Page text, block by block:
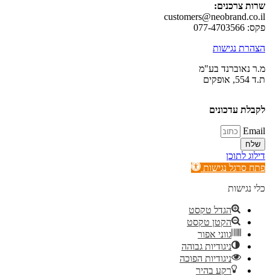
נגישות
בע"מ
עדכונים
נגישות
הגדל טקסט
הקטן טקסט
גווני אפור
ניגודיות גבוהה
ניגודיות הפוכה
רקע בהיר